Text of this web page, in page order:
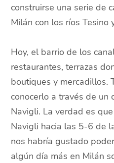
construirse una serie de
Milán con los ríos Tesino
Hoy, el barrio de los
restaurantes, terrazas
boutiques y mercadillos.
conocerlo a través de un
Navigli. La verdad es
Navigli hacia las 5-6 de
nos habría gustado
algún día más en Milán